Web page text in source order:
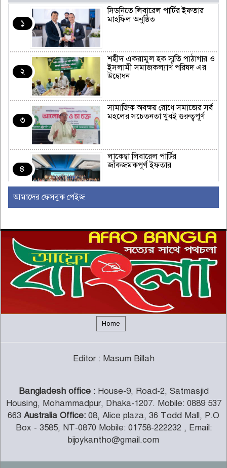
১
সিডনিতে লিবারেল পার্টির ইফতার
মাহফিল অনুষ্ঠিত
২
শহীদ একরামুল হক স্মৃতি পাঠাগার ও
ইসলামী সমাজকল্যাণ পরিষদ এর
উদ্বোধন
৩
সামাজিক অবক্ষয় রোধে সমাজের সর্ব
মহলের সচেতনতা খুবই গুরুত্বপূর্ণ
৪
লাকেম্বা লিবারেল পার্টির
জাঁকজমকপূর্ণ ইফতার
৬
ইউরোপীয় ইউনিয়নভুক্ত রাষ্ট্রদূতদের
সঙ্গে জামায়াতে আমিরের বৈঠক
৭
দক্ষিণ আফ্রিকায় সিরাতুবন্নী (সা.)
মাহফিল অনুষ্ঠিত
৯
জামায়াত-শিবির নিষিদ্ধের প্রজ্ঞাপন
প্রত্যাহার
১০
রাতে যেসব ফল খেলে ঘুম ভালো হয়
আমাদের ফেসবুক পেইজ
Home
Editor : Masum Billah
Bangladesh office :House-9, Road-2, Satmasjid
Housing, Mohammadpur, Dhaka-1207. Mobile: 0889 537
663 Australia Office: 08, Alice plaza, 36 Todd Mall, P.O
Box - 3585, NT-0870 Mobile: 01758-222232 , Email:
bijoykantho@gmail.com